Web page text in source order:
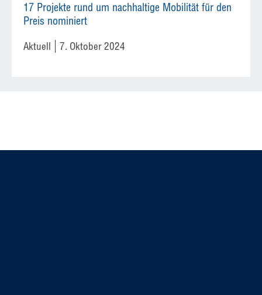
17 Projekte rund um nachhaltige Mobilität für den
Preis nominiert
Aktuell 7. Oktober 2024